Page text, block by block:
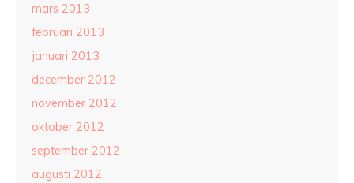
mars 2013
februari 2013
januari 2013
december 2012
november 2012
oktober 2012
september 2012
augusti 2012